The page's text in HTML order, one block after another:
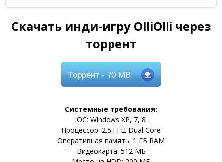
Скачать инди-игру OlliOlli через
торрент
Торрент- 70 MB
Системные требования:
ОС: Windows XP, 7, 8
Процессор: 2.5 ГГЦ Dual Core
Оперативная память: 1 ГБ RAM
Видеокарта: 512 МБ